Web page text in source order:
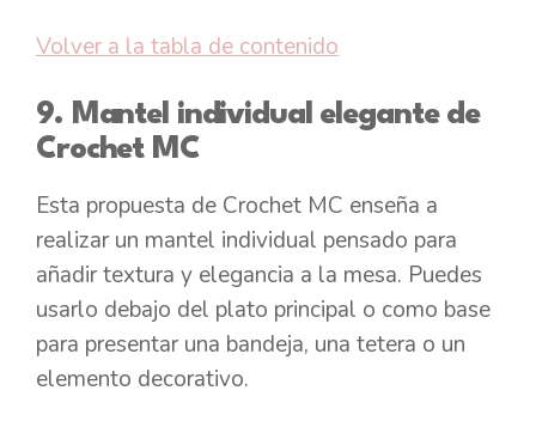
Volver a la tabla de contenido
9. Mantel individual elegante de
Crochet MC
Esta propuesta de Crochet MC enseña a
realizar un mantel individual pensado para
añadir textura y elegancia a la mesa. Puedes
usarlo debajo del plato principal o como base
para presentar una bandeja, una tetera o un
elemento decorativo.